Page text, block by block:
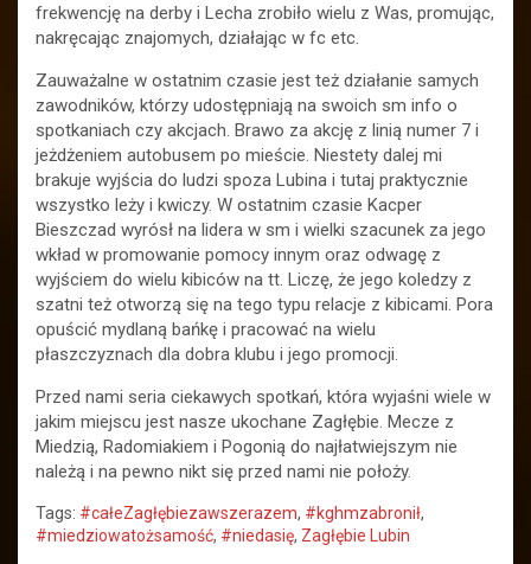
frekwencję na derby i Lecha zrobiło wielu z Was, promując,
nakręcając znajomych, działając w fc etc.
Zauważalne w ostatnim czasie jest też działanie samych
zawodników, którzy udostępniają na swoich sm info o
spotkaniach czy akcjach. Brawo za akcję z linią numer 7 i
jeżdżeniem autobusem po mieście. Niestety dalej mi
brakuje wyjścia do ludzi spoza Lubina i tutaj praktycznie
wszystko leży i kwiczy. W ostatnim czasie Kacper
Bieszczad wyrósł na lidera w sm i wielki szacunek za jego
wkład w promowanie pomocy innym oraz odwagę z
wyjściem do wielu kibiców na tt. Liczę, że jego koledzy z
szatni też otworzą się na tego typu relacje z kibicami. Pora
opuścić mydlaną bańkę i pracować na wielu
płaszczyznach dla dobra klubu i jego promocji.
Przed nami seria ciekawych spotkań, która wyjaśni wiele w
jakim miejscu jest nasze ukochane Zagłębie. Mecze z
Miedzią, Radomiakiem i Pogonią do najłatwiejszym nie
należą i na pewno nikt się przed nami nie położy.
Tags: #całeZagłębiezawszerazem, #kghmzabronił,
#miedziowatożsamość, #niedasię, Zagłębie Lubin